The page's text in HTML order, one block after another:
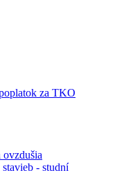
za TKO
- studní